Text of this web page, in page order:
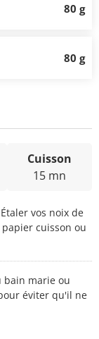
80 g
80 g
Cuisson
15 mn
vos noix de
cuisson ou
bain marie ou
éviter qu'il ne